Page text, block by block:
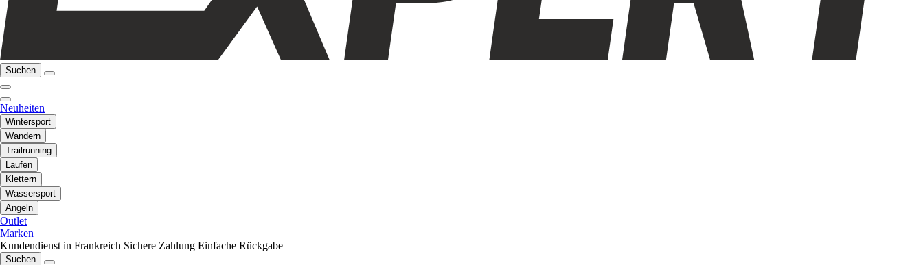
Suchen
Neuheiten
Wintersport
Wandern
Trailrunning
Laufen
Klettern
Wassersport
Angeln
Outlet
Marken
Kundendienst in Frankreich Sichere Zahlung Einfache Rückgabe
Suchen